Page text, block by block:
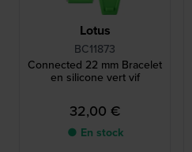
Lotus
BC11873
Connected 22 mm Bracelet
en silicone vert vif
32,00 €
● En stock